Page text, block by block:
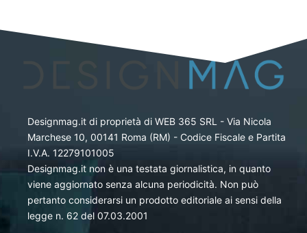
Designmag.it di proprietà di WEB 365 SRL - Via Nicola
Marchese 10, 00141 Roma (RM) - Codice Fiscale e Partita
I.V.A. 12279101005
Designmag.it non è una testata giornalistica, in quanto
viene aggiornato senza alcuna periodicità. Non può
pertanto considerarsi un prodotto editoriale ai sensi della
legge n. 62 del 07.03.2001